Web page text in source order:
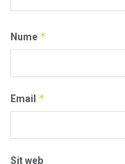
Nume *
Email *
Sit web